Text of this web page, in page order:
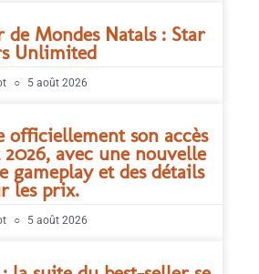
Mondes Natals : Star
Unlimited
5 août 2026
officiellement son accès
2026, avec une nouvelle
gameplay et des détails
les prix.
5 août 2026